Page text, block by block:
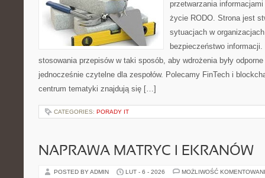
przetwarzania
życie RODO. Strona jest
sytuacjach w
bezpieczeństwo
stosowania przepisów w taki sposób, aby wdrożenia były
jednocześnie czytelne dla zespołów. Polecamy FinTech i
centrum tematyki znajdują się […]
CATEGORIES: PORADY IT
NAPRAWA MATRYC I EKRANÓW
POSTED BY ADMIN LUT - 6 - 2026 MOŻLIWOŚĆ